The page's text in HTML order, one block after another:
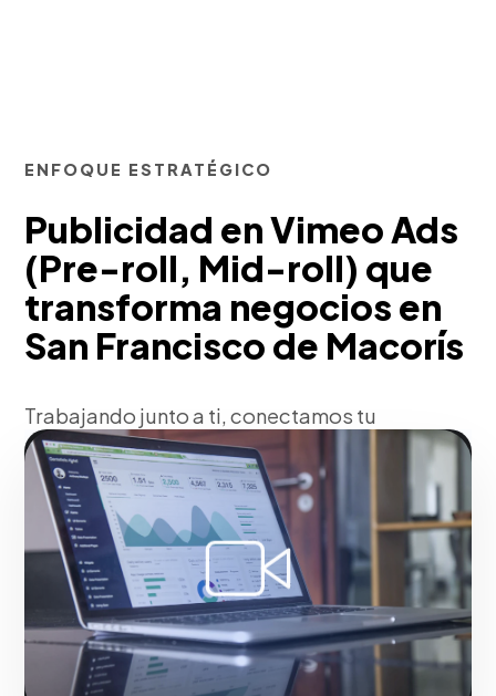
ENFOQUE ESTRATÉGICO
Publicidad en Vimeo Ads
(Pre-roll, Mid-roll) que
transforma negocios en
San Francisco de Macorís
Trabajando junto a ti, conectamos tu
marca en San Francisco de Macorís con
nichos de creativos, cineastas y
profesionales en una plataforma libre de
distracciones y de excelencia premium.
Creamos pautas de Pre-roll y Mid-roll
que resaltan el valor estético y
corporativo en un entorno donde los
espectadores valoran profundamente el